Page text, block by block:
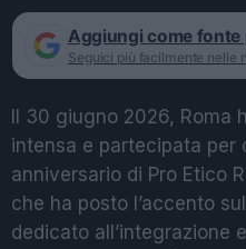
Aggiungi come fonte
Seguici più facilmente nelle
Il 30 giugno 2026, Roma
intensa e partecipata per
anniversario di Pro Etico
che ha posto l’accento
dedicato all’integrazione